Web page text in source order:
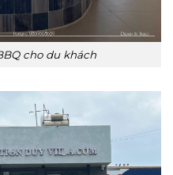
cho du khách